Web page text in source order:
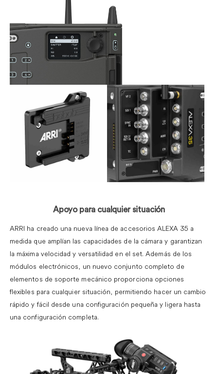
Apoyo para cualquier situación
ARRI ha creado una nueva línea de accesorios ALEXA 35 a
medida que amplían las capacidades de la cámara y garantizan
la máxima velocidad y versatilidad en el set.Además de los
módulos electrónicos, un nuevo conjunto completo de
elementos de soporte mecánico proporciona opciones
flexibles para cualquier situación, permitiendo hacer un cambio
rápido y fácil desde una configuración pequeña y ligera hasta
una configuración completa.